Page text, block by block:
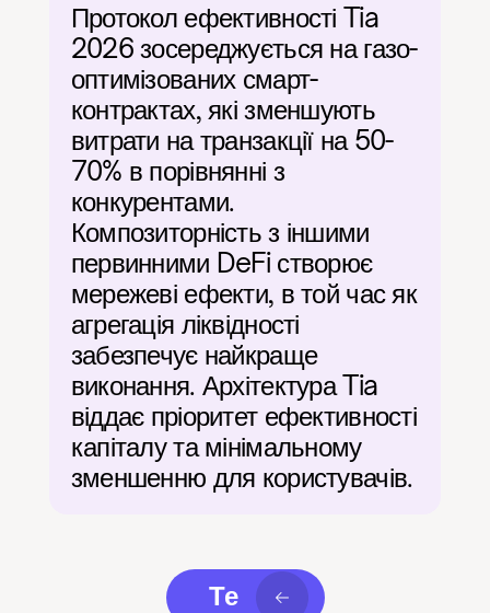
Протокол ефективності Tia
2026 зосереджується на газо-
оптимізованих смарт-
контрактах, які зменшують
витрати на транзакції на 50-
70% в порівнянні з
конкурентами.
Композиторність з іншими
первинними DeFi створює
мережеві ефекти, в той час як
агрегація ліквідності
забезпечує найкраще
виконання. Архітектура Tia
віддає пріоритет ефективності
капіталу та мінімальному
зменшенню для користувачів.
Те